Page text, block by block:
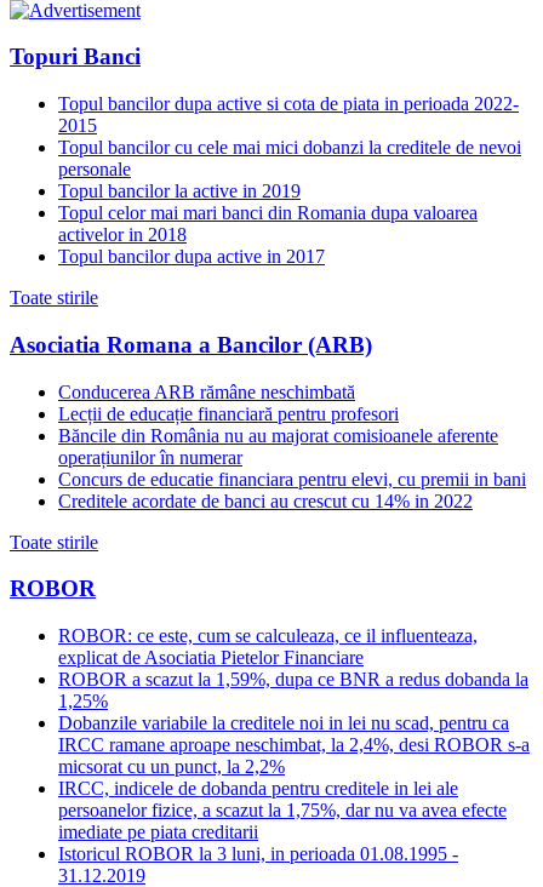
Topuri Banci
Topul bancilor dupa active si cota de piata in perioada 2022-
2015
Topul bancilor cu cele mai mici dobanzi la creditele de nevoi
personale
Topul bancilor la active in 2019
Topul celor mai mari banci din Romania dupa valoarea
activelor in 2018
Topul bancilor dupa active in 2017
Toate stirile
Asociatia Romana a Bancilor (ARB)
Conducerea ARB rămâne neschimbată
Lecții de educație financiară pentru profesori
Băncile din România nu au majorat comisioanele aferente
operațiunilor în numerar
Concurs de educatie financiara pentru elevi, cu premii in bani
Creditele acordate de banci au crescut cu 14% in 2022
Toate stirile
ROBOR
ROBOR: ce este, cum se calculeaza, ce il influenteaza,
explicat de Asociatia Pietelor Financiare
ROBOR a scazut la 1,59%, dupa ce BNR a redus dobanda la
1,25%
Dobanzile variabile la creditele noi in lei nu scad, pentru ca
IRCC ramane aproape neschimbat, la 2,4%, desi ROBOR s-a
micsorat cu un punct, la 2,2%
IRCC, indicele de dobanda pentru creditele in lei ale
persoanelor fizice, a scazut la 1,75%, dar nu va avea efecte
imediate pe piata creditarii
Istoricul ROBOR la 3 luni, in perioada 01.08.1995 -
31.12.2019